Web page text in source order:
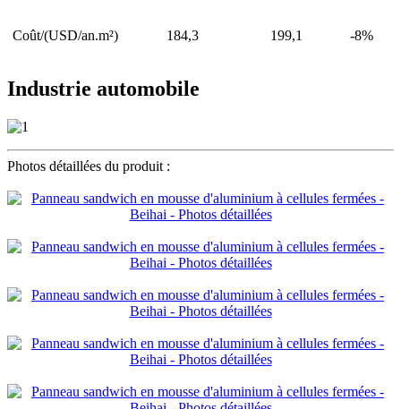
Coût/(USD/an.m²) 184,3 199,1 -8%
Industrie automobile
Photos détaillées du produit :